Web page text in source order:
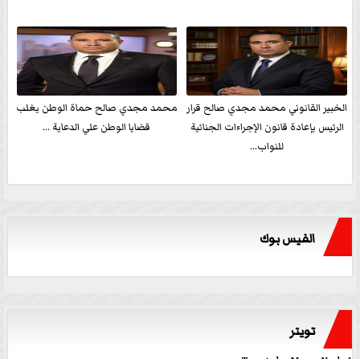
الخبير القانوني محمد مجدي صالح قرار
الرئيس بإعادة قانون الإجراءات الجنائية
للنواب...
محمد مجدي صالح حماة الوطن يغلب
قضايا الوطن علي الدعاية ...
الفيس بوك
تويتر